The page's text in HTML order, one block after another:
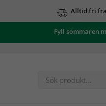
Alltid fri
Fyll sommaren